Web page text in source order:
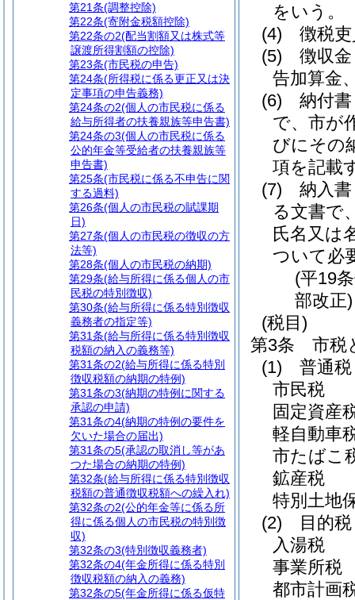
をいう。
(4)
徴税
(5)
徴収
告加算金
(6)
納付
で、市が
びにその
項を記載
(7)
納入
る文書で
氏名又は
ついて必
(平19
部改正)
(税目)
第3条
市税
(1)
普通税
市民税
固定資産
軽自動車
市たばこ
鉱産税
特別土地
(2)
目的税
入湯税
事業所税
都市計画
第21条(調整控除)
第22条(寄附金税額控除)
第22条の2(配当割額又は株式等
譲渡所得割額の控除)
第23条(市民税の申告)
第24条(所得税に係る更正又は決
定事項の申告義務)
第24条の2(個人の市民税に係る
給与所得者の扶養親族等申告書)
第24条の3(個人の市民税に係る
公的年金等受給者の扶養親族等
申告書)
第25条(市民税に係る不申告に関
する過料)
第26条(個人の市民税の賦課期
日)
第27条(個人の市民税の徴収の方
法等)
第28条(個人の市民税の納期)
第29条(給与所得に係る個人の市
民税の特別徴収)
第30条(給与所得に係る特別徴収
義務者の指定等)
第31条(給与所得に係る特別徴収
税額の納入の義務等)
第31条の2(給与所得に係る特別
徴収税額の納期の特例)
第31条の3(納期の特例に関する
承認の申請)
第31条の4(納期の特例の要件を
欠いた場合の届出)
第31条の5(承認の取消し等があ
つた場合の納期の特例)
第32条(給与所得に係る特別徴収
税額の普通徴収税額への繰入れ)
第32条の2(公的年金等に係る所
得に係る個人の市民税の特別徴
収)
第32条の3(特別徴収義務者)
第32条の4(年金所得に係る特別
徴収税額の納入の義務)
第32条の5(年金所得に係る仮特